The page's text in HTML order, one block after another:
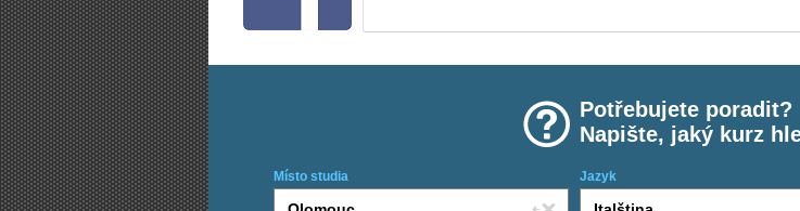
Potřebujete poradit?
Napište, jaký kurz
Místo studia Jazyk